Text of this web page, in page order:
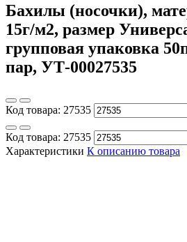
Бахилы (носочки),
15г/м2, размер
групповая упаковка
пар, УТ-00027535
Код товара: 27535
Код товара: 27535
Характеристики К описанию товара